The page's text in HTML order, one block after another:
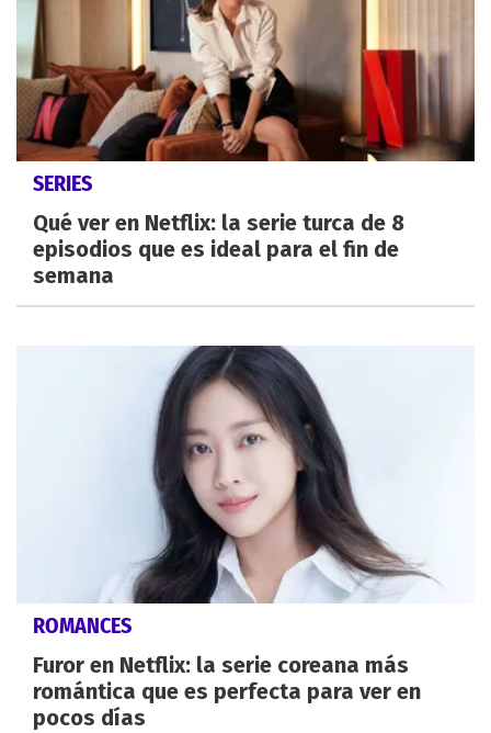
SERIES
Qué ver en Netflix: la serie turca de 8
episodios que es ideal para el fin de
semana
ROMANCES
Furor en Netflix: la serie coreana más
romántica que es perfecta para ver en
pocos días